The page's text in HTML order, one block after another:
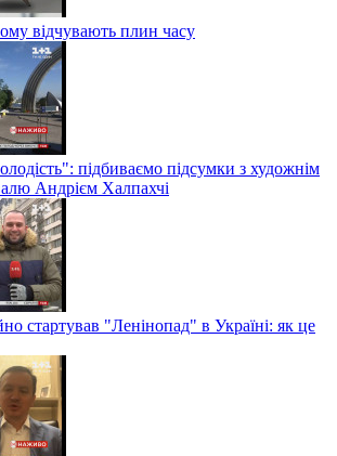
відчувають плин часу
підбиваємо підсумки з художнім
Андрієм Халпахчі
стартував "Ленінопад" в Україні: як це